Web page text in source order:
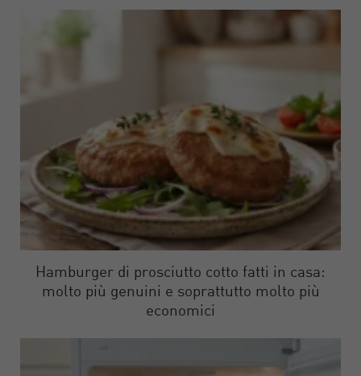
Hamburger di prosciutto cotto fatti in casa:
molto più genuini e soprattutto molto più
economici